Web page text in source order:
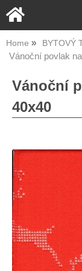
Home BYTOVÝ
Vánoční povlak
Vánoční
40x40